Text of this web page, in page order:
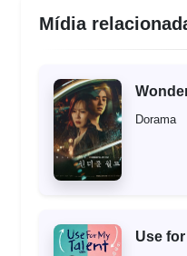
Mídia
Dorama
Use